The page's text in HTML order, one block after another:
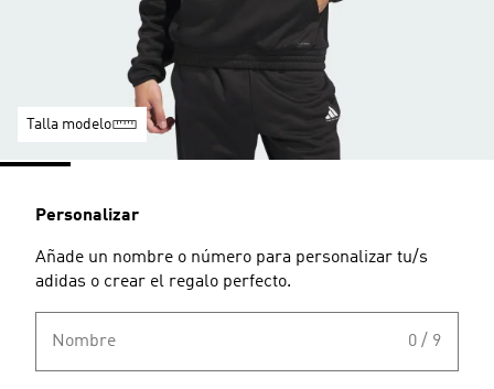
Talla modelo
Personalizar
Añade un nombre o número para personalizar tu/s
adidas o crear el regalo perfecto.
Nombre 0 / 9